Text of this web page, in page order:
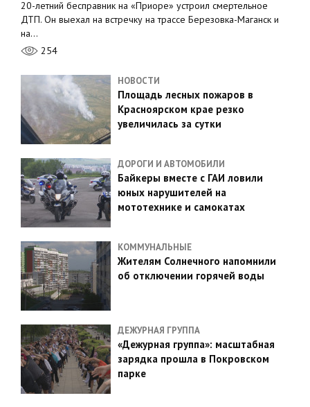
20-летний бесправник на «Приоре» устроил смертельное
ДТП. Он выехал на встречку на трассе Березовка-Маганск и
на…
254
НОВОСТИ
Площадь лесных пожаров в
Красноярском крае резко
увеличилась за сутки
ДОРОГИ И АВТОМОБИЛИ
Байкеры вместе с ГАИ ловили
юных нарушителей на
мототехнике и самокатах
КОММУНАЛЬНЫЕ
Жителям Солнечного напомнили
об отключении горячей воды
ДЕЖУРНАЯ ГРУППА
«Дежурная группа»: масштабная
зарядка прошла в Покровском
парке